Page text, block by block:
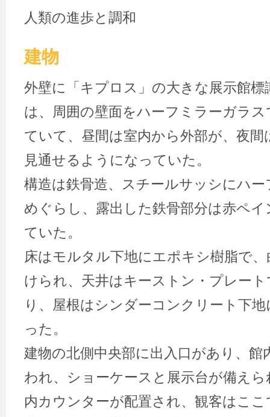
人類の進歩と調和
建物
外壁に「キプロス」の大きな展示館標
は、周囲の壁面をハーフミラーガラ
ていて、昼間は室内から外部が、夜
見通せるようになっていた。
構造は鉄骨造、スチールサッシにハ
めぐらし、露出した鉄骨部分は赤ペ
ていた。
床はモルタル下地にエポキシ樹脂で
けられ、天井はキーストン・プレー
り、屋根はシンダーコンクリート下
った。
建物の北側中央部に出入口があり、館
われ、ショーケースと展示台が備え
内カウンターが配置され、観客はこ